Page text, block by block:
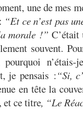
une de mes
“Et ce n’est pas
morale !” C’était
souvent.
je pensais :“Si,
en tête la
et ce titre, “Le